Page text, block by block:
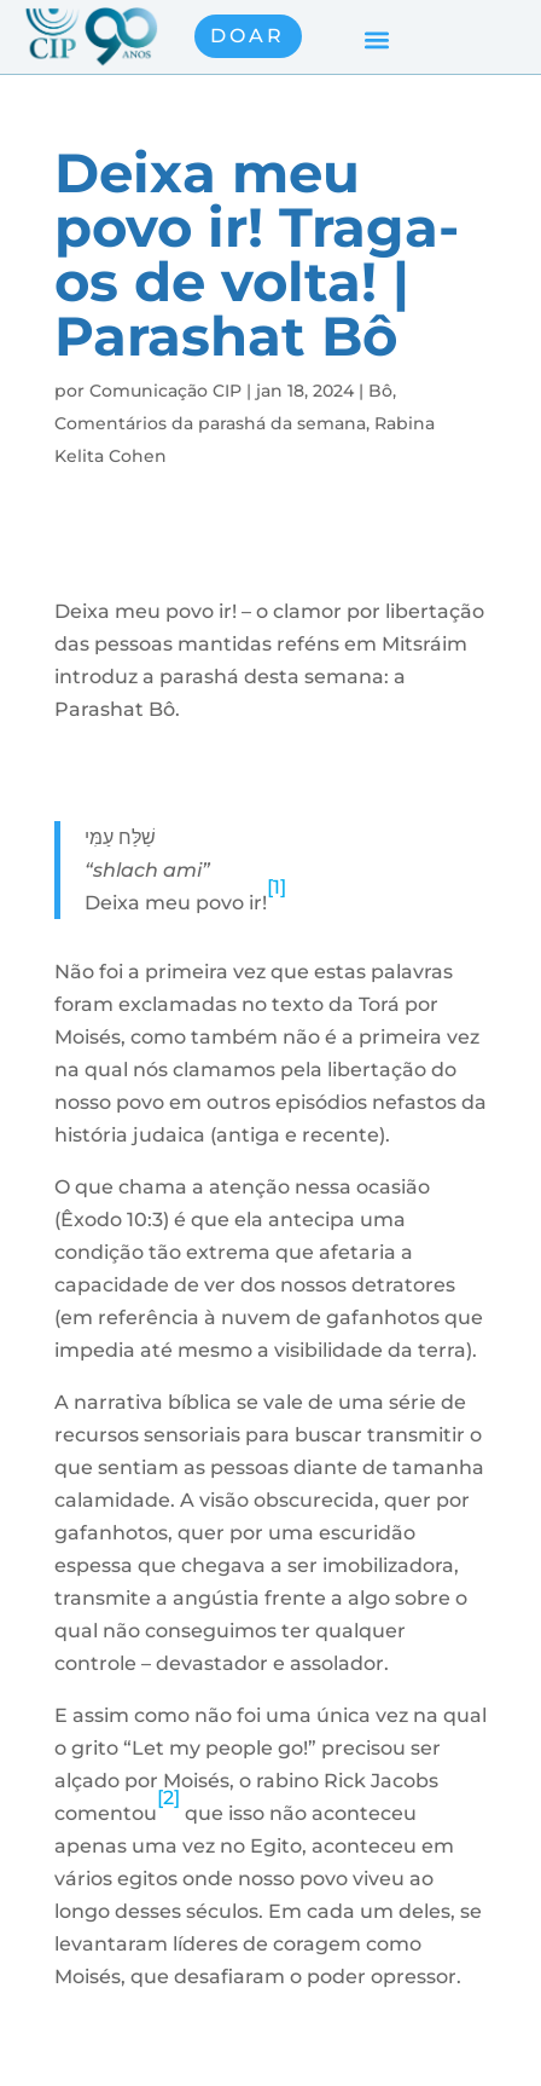
DOAR
Deixa meu
povo ir! Traga-
os de volta! |
Parashat Bô
por Comunicação CIP| jan 18, 2024| Bô,
Comentários da parashá da semana, Rabina
Kelita Cohen
Deixa meu povo ir! – o clamor por libertação
das pessoas mantidas reféns em Mitsráim
introduz a parashá desta semana: a
Parashat Bô.
שַׁלַּח עַמִּי
“shlach ami”
Deixa meu povo ir!
[1]
Não foi a primeira vez que estas palavras
foram exclamadas no texto da Torá por
Moisés, como também não é a primeira vez
na qual nós clamamos pela libertação do
nosso povo em outros episódios nefastos da
história judaica (antiga e recente).
O que chama a atenção nessa ocasião
(Êxodo 10:3) é que ela antecipa uma
condição tão extrema que afetaria a
capacidade de ver dos nossos detratores
(em referência à nuvem de gafanhotos que
impedia até mesmo a visibilidade da terra).
A narrativa bíblica se vale de uma série de
recursos sensoriais para buscar transmitir o
que sentiam as pessoas diante de tamanha
calamidade. A visão obscurecida, quer por
gafanhotos, quer por uma escuridão
espessa que chegava a ser imobilizadora,
transmite a angústia frente a algo sobre o
qual não conseguimos ter qualquer
controle – devastador e assolador.
E assim como não foi uma única vez na qual
o grito “Let my people go!” precisou ser
alçado por Moisés, o rabino Rick Jacobs
comentou
[2]
que isso não aconteceu
apenas uma vez no Egito, aconteceu em
vários egitos onde nosso povo viveu ao
longo desses séculos. Em cada um deles, se
levantaram líderes de coragem como
Moisés, que desafiaram o poder opressor.